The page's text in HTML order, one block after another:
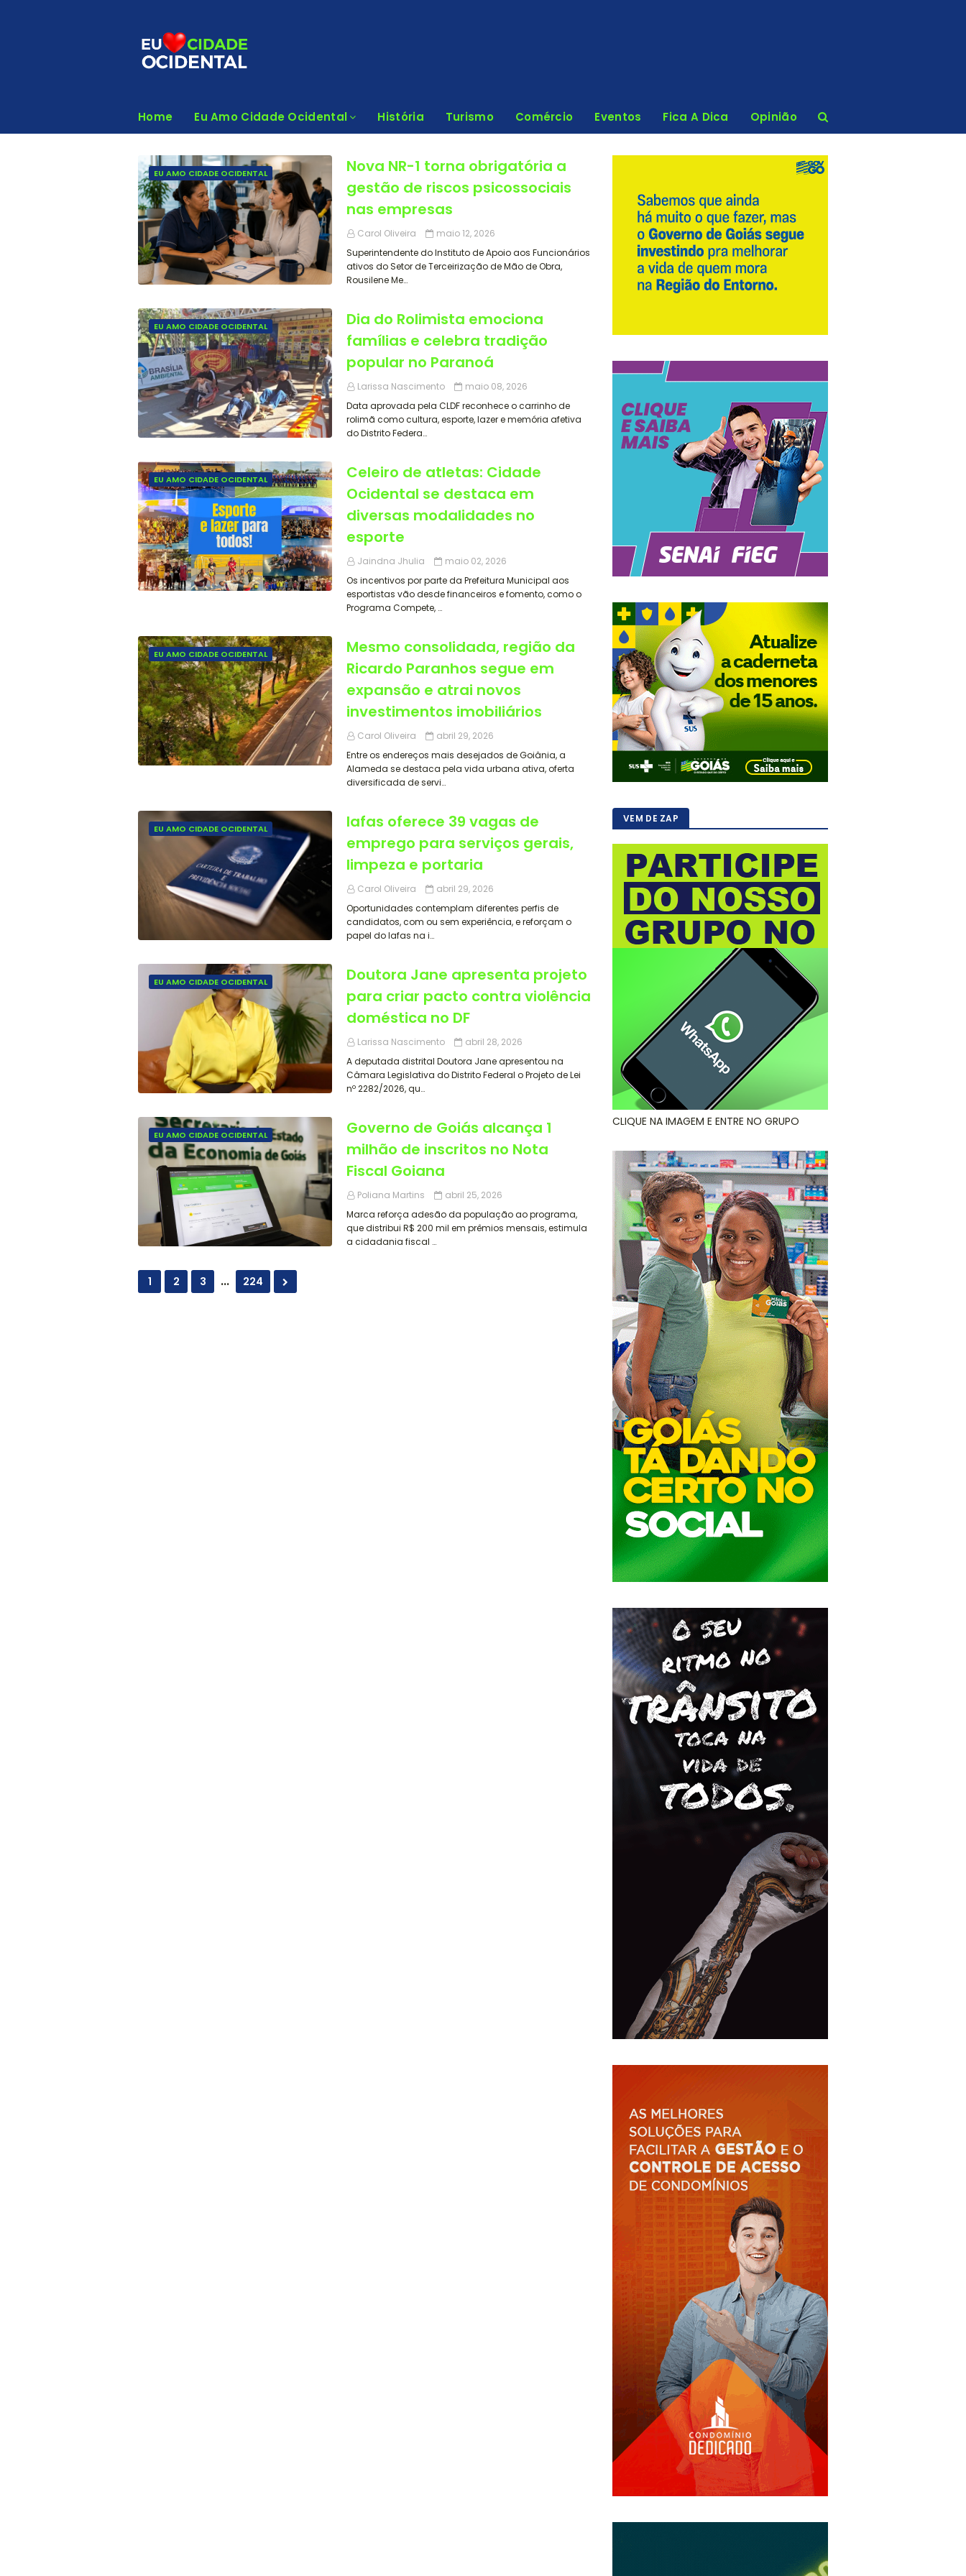
Home Eu Amo Cidade Ocidental História Turismo Comércio Eventos Fica A Dica Opinião
EU AMO CIDADE OCIDENTAL
Nova NR-1 torna obrigatória a
gestão de riscos psicossociais
nas empresas
Carol Oliveira
maio 12, 2026
Superintendente do Instituto de Apoio aos Funcionários
ativos do Setor de Terceirização de Mão de Obra,
Rousilene Me…
EU AMO CIDADE OCIDENTAL
Dia do Rolimista emociona
famílias e celebra tradição
popular no Paranoá
Larissa Nascimento
maio 08, 2026
Data aprovada pela CLDF reconhece o carrinho de
rolimã como cultura, esporte, lazer e memória afetiva
do Distrito Federa…
EU AMO CIDADE OCIDENTAL
Celeiro de atletas: Cidade
Ocidental se destaca em
diversas modalidades no
esporte
Jaindna Jhulia
maio 02, 2026
Os incentivos por parte da Prefeitura Municipal aos
esportistas vão desde financeiros e fomento, como o
Programa Compete, …
EU AMO CIDADE OCIDENTAL
Mesmo consolidada, região da
Ricardo Paranhos segue em
expansão e atrai novos
investimentos imobiliários
Carol Oliveira
abril 29, 2026
Entre os endereços mais desejados de Goiânia, a
Alameda se destaca pela vida urbana ativa, oferta
diversificada de servi…
EU AMO CIDADE OCIDENTAL
Iafas oferece 39 vagas de
emprego para serviços gerais,
limpeza e portaria
Carol Oliveira
abril 29, 2026
Oportunidades contemplam diferentes perfis de
candidatos, com ou sem experiência, e reforçam o
papel do Iafas na i…
EU AMO CIDADE OCIDENTAL
Doutora Jane apresenta projeto
para criar pacto contra violência
doméstica no DF
Larissa Nascimento
abril 28, 2026
A deputada distrital Doutora Jane apresentou na
Câmara Legislativa do Distrito Federal o Projeto de Lei
nº 2282/2026, qu…
EU AMO CIDADE OCIDENTAL
Governo de Goiás alcança 1
milhão de inscritos no Nota
Fiscal Goiana
Poliana Martins
abril 25, 2026
Marca reforça adesão da população ao programa,
que distribui R$ 200 mil em prêmios mensais, estimula
a cidadania fiscal …
1 2 3 ... 224
VEM DE ZAP
CLIQUE NA IMAGEM E ENTRE NO GRUPO